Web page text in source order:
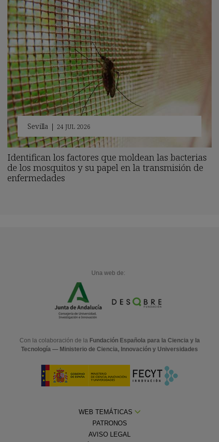
Sevilla | 24 JUL 2026
Identifican los factores que moldean las bacterias
de los mosquitos y su papel en la transmisión de
enfermedades
Una web de:
Con la colaboración de la Fundación Española para la Ciencia y la
Tecnología — Ministerio de Ciencia, Innovación y Universidades
WEB TEMÁTICAS
PATRONOS
AVISO LEGAL